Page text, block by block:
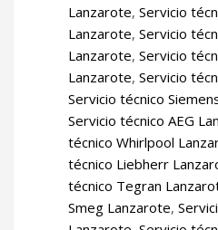
Lanzarote, Servicio
Lanzarote, Servicio
Lanzarote, Servicio
Lanzarote, Servicio
Servicio técnico
Servicio técnico AEG
técnico Whirlpool
técnico Liebherr
técnico Tegran
Smeg Lanzarote,